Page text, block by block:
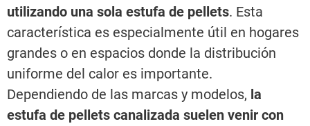
utilizando una sola estufa de pellets. Esta
característica es especialmente útil en hogares
grandes o en espacios donde la distribución
uniforme del calor es importante.
Dependiendo de las marcas y modelos, la
estufa de pellets canalizada suelen venir con